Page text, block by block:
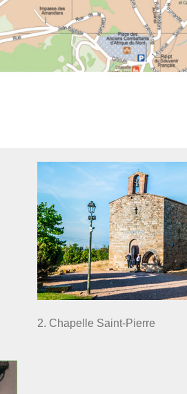
2. Chapelle Saint-Pierre